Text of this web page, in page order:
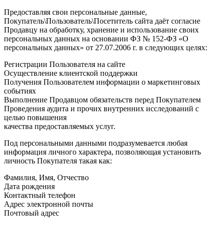
Предоставляя свои персональные данные,
Покупатель\Пользователь\Посетитель сайта даёт согласие
Продавцу на обработку, хранение и использование своих
персональных данных на основании ФЗ № 152-ФЗ «О
персональных данных» от 27.07.2006 г. в следующих целях:
Регистрации Пользователя на сайте
Осуществление клиентской поддержки
Получения Пользователем информации о маркетинговых
событиях
Выполнение Продавцом обязательств перед Покупателем
Проведения аудита и прочих внутренних исследований с
целью повышения
качества предоставляемых услуг.
Под персональными данными подразумевается любая
информация личного характера, позволяющая установить
личность Покупателя такая как:
Фамилия, Имя, Отчество
Дата рождения
Контактный телефон
Адрес электронной почты
Почтовый адрес